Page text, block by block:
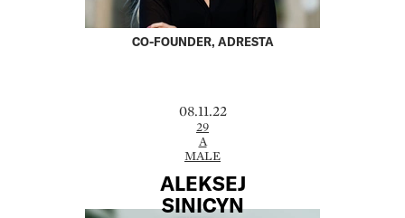
CO-FOUNDER, ADRESTA
08.11.22
29
A
MALE
ALEKSEJ
SINICYN